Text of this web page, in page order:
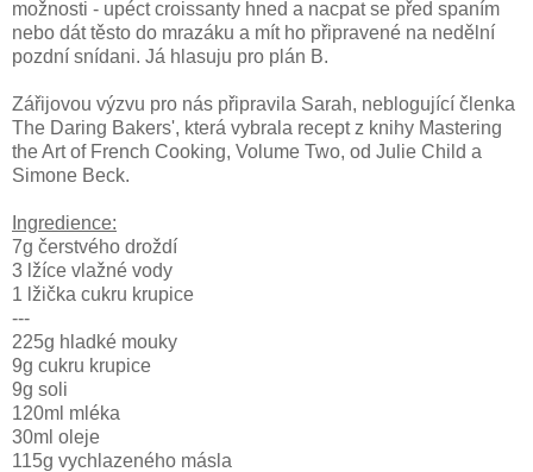
možnosti - upéct croissanty hned a nacpat se před spaním
nebo dát těsto do mrazáku a mít ho připravené na nedělní
pozdní snídani. Já hlasuju pro plán B.
Zářijovou výzvu pro nás připravila Sarah, neblogující členka
The Daring Bakers', která vybrala recept z knihy Mastering
the Art of French Cooking, Volume Two, od Julie Child a
Simone Beck.
Ingredience:
7g čerstvého droždí
3 lžíce vlažné vody
1 lžička cukru krupice
---
225g hladké mouky
9g cukru krupice
9g soli
120ml mléka
30ml oleje
115g vychlazeného másla